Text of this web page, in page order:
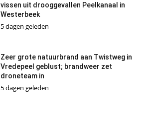
vissen uit drooggevallen Peelkanaal in
Westerbeek
5 dagen geleden
Zeer grote natuurbrand aan Twistweg in
Vredepeel geblust; brandweer zet
droneteam in
5 dagen geleden